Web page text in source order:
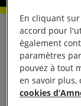
Le 4 mai
un message
membres de
menace en
En cliquant sur
accord pour
également
paramètres
pouvez à tout
en savoir plus,
cookies